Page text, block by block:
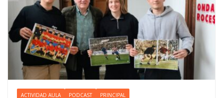
ACTIVIDAD AULA PODCAST PRINCIPAL